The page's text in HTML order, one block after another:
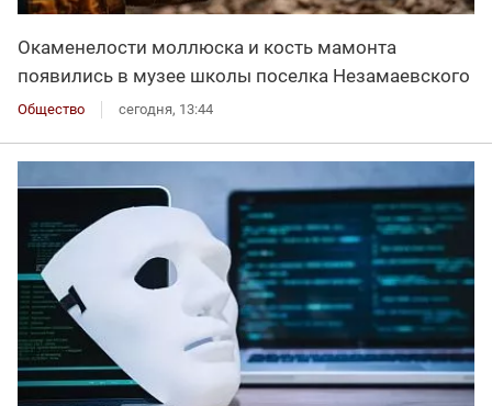
Окаменелости моллюска и кость мамонта
появились в музее школы поселка Незамаевского
Общество сегодня, 13:44